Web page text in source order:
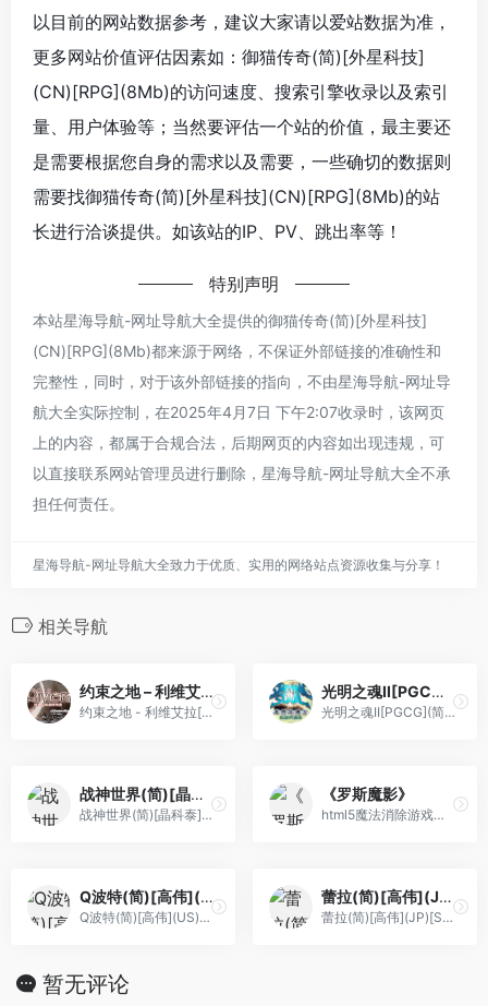
以目前的网站数据参考，建议大家请以爱站数据为准，
更多网站价值评估因素如：御猫传奇(简)[外星科技]
(CN)[RPG](8Mb)的访问速度、搜索引擎收录以及索引
量、用户体验等；当然要评估一个站的价值，最主要还
是需要根据您自身的需求以及需要，一些确切的数据则
需要找御猫传奇(简)[外星科技](CN)[RPG](8Mb)的站
长进行洽谈提供。如该站的IP、PV、跳出率等！
特别声明
本站星海导航-网址导航大全提供的御猫传奇(简)[外星科技]
(CN)[RPG](8Mb)都来源于网络，不保证外部链接的准确性和
完整性，同时，对于该外部链接的指向，不由星海导航-网址导
航大全实际控制，在2025年4月7日 下午2:07收录时，该网页
上的内容，都属于合规合法，后期网页的内容如出现违规，可
以直接联系网站管理员进行删除，星海导航-网址导航大全不承
担任何责任。
星海导航-网址导航大全致力于优质、实用的网络站点资源收集与分享！
相关导航
约束之地 – 利维艾拉[盗版 & Maxzhou88][简](JP)(256Mb)
约束之地 - 利维艾拉[盗版 & Maxzhou88][简](JP)(256Mb)
光明之魂II[PGCG](简)(JP)(128Mb)
光明之魂II[PGCG](简)(JP)(128Mb)
战神世界(简)[晶科泰](CN)[RPG](8Mb)
战神世界(简)[晶科泰](CN)[RPG](8Mb)
《罗斯魔影》
html5魔法消除游戏《罗斯魔影》
Q波特(简)[高伟](US)[ACT](0.5Mb)
Q波特(简)[高伟](US)[ACT](0.5Mb)
蕾拉(简)[高伟](JP)[STG](1Mb)
蕾拉(简)[高伟](JP)[STG](1Mb)
暂无评论